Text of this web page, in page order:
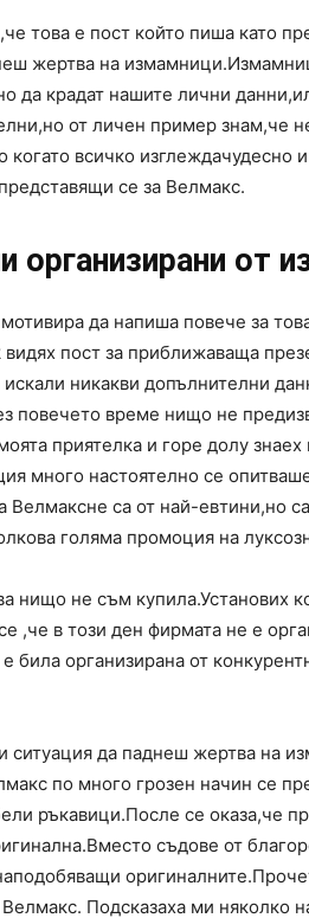
това е пост който пиша като
жертва на
да крадат нашите лични
от личен пример знам,че
всичко изглеждачудесно
се за Велмакс.
организирани от
да напиша повече за
видях пост за приближаваща
никакви допълнителни
повечето време нищо не
приятелка и горе долу знаех
много настоятелно се
Велмаксне са от най-евтини,но
голяма промоция на
нищо не съм купила.Установих
,че в този ден фирмата не е
била организирана от
ситуация да паднеш жертва на
по много грозен начин се
ръкавици.После се оказа,че
съдове от
Подсказаха ми няколко